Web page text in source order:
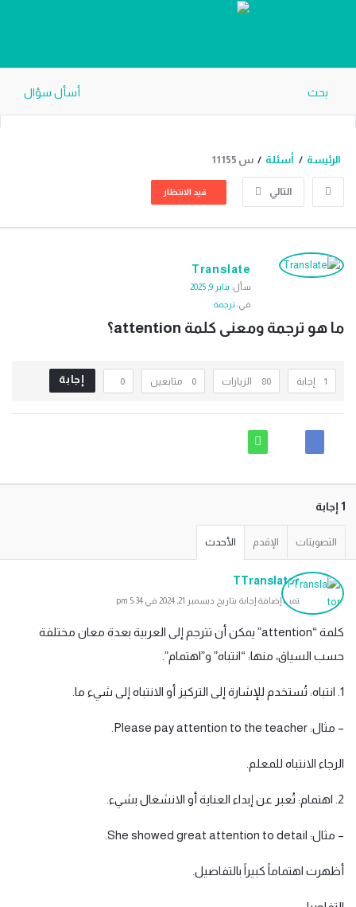
دليل
بحث أسأل سؤال
الرئيسة / أسئلة / س 11155
التالي قيد الانتظار
دليل
الترجمة
أسئلة
Translate
سأل: يناير 9, 2025
في: ترجمة
ما هو ترجمة ومعنى كلمة attention؟
‫1 إجابة 80 الزيارات 0 متابعين 0 إجابة
‫1 إجابة
التصويتات الإقدم الأحدث
TTranslator
تمت إضافة إجابة بتاريخ ديسمبر 21, 2024 في 5:34 pm
كلمة “attention” يمكن أن تترجم إلى العربية بعدة معان مختلفة
حسب السياق، منها: “انتباه” و”اهتمام”.
1. انتباه: تُستخدم للإشارة إلى التركيز أو الانتباه إلى شيء ما.
– مثال: Please pay attention to the teacher.
الرجاء الانتباه للمعلم.
2. اهتمام: تُعبر عن إبداء العناية أو الانشغال بشيء.
– مثال: She showed great attention to detail.
أظهرت اهتماماً كبيراً بالتفاصيل.